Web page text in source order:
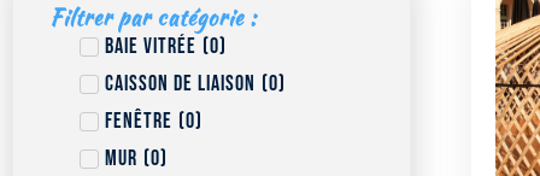
Filtrer par catégorie :
Baie vitrée (0)
Caisson de liaison (0)
Fenêtre (0)
Mur (0)